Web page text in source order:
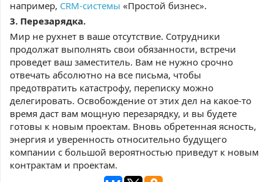
например, CRM-системы «Простой бизнес».
3. Перезарядка.
Мир не рухнет в ваше отсутствие. Сотрудники
продолжат выполнять свои обязанности, встречи
проведет ваш заместитель. Вам не нужно срочно
отвечать абсолютно на все письма, чтобы
предотвратить катастрофу, переписку можно
делегировать. Освобождение от этих дел на какое-то
время даст вам мощную перезарядку, и вы будете
готовы к новым проектам. Вновь обретенная ясность,
энергия и уверенность относительно будущего
компании с большой вероятностью приведут к новым
контрактам и проектам.